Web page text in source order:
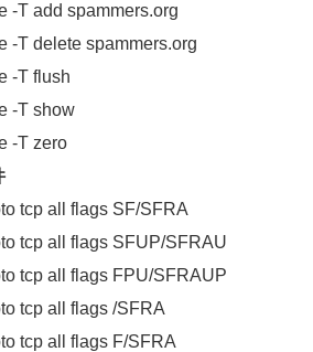
-T add spammers.org
-T delete spammers.org
-T flush
-T show
-T zero
tcp all flags SF/SFRA
tcp all flags SFUP/SFRAU
tcp all flags FPU/SFRAUP
tcp all flags /SFRA
tcp all flags F/SFRA